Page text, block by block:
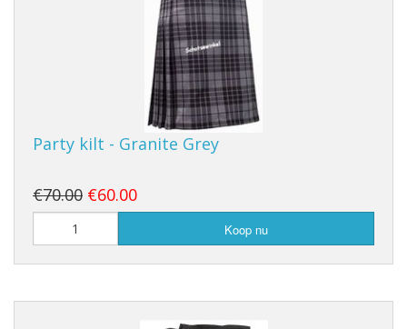
Party kilt - Granite Grey
€70.00 €60.00
Koop nu